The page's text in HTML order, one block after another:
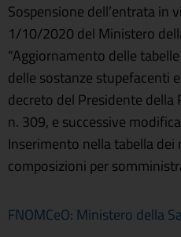
Sospensione dell’entrata in
1/10/2020 del Ministero
“Aggiornamento delle
delle sostanze stupefacenti
decreto del Presidente
n. 309, e successive
Inserimento nella tabella dei
composizioni per
FNOMCeO: Ministero della